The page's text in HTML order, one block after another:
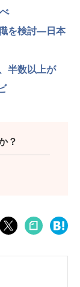
を検討―日本
半数以上が
？